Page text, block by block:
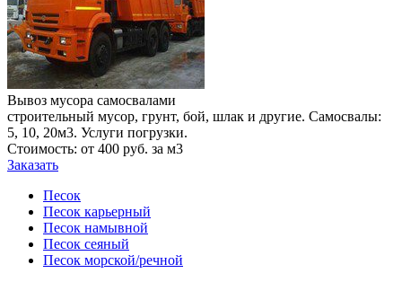
Вывоз мусора самосвалами
строительный мусор, грунт, бой, шлак и другие. Самосвалы:
5, 10, 20м3. Услуги погрузки.
Стоимость: от 400 руб. за м3
Заказать
Песок
Песок карьерный
Песок намывной
Песок сеяный
Песок морской/речной